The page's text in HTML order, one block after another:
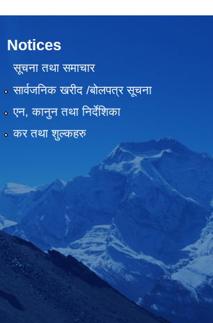
Notices
सूचना तथा समाचार
सार्वजनिक खरीद /बोलपत्र सूचना
एन, कानुन तथा निर्देशिका
कर तथा शुल्कहरु